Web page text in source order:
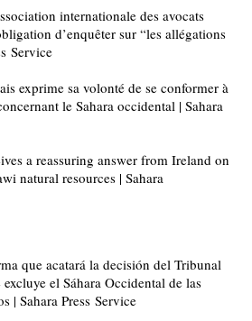
internationale des avocats
d’enquêter sur “les allégations
Service
exprime sa volonté de se conformer à
le Sahara occidental | Sahara
a reassuring answer from Ireland on
natural resources | Sahara
que acatará la decisión del Tribunal
el Sáhara Occidental de las
| Sahara Press Service